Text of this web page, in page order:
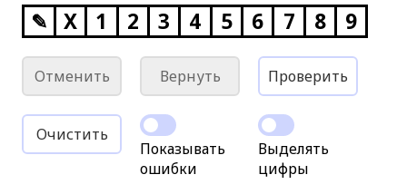
✎ X 1 2 3 4 5 6 7 8 9
Отменить Вернуть Проверить
Очистить
Показывать
ошибки
Выделять
цифры